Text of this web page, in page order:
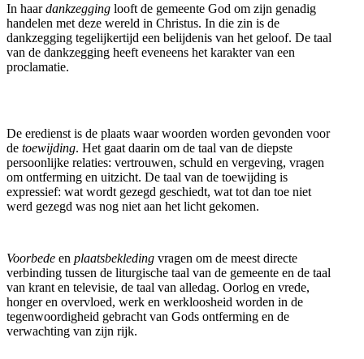
In haardankzegging looft de gemeente God om zijn genadig
handelen met deze wereld in Christus. In die zin is de
dankzegging tegelijkertijd een belijdenis van het geloof. De taal
van de dankzegging heeft eveneens het karakter van een
proclamatie.
De eredienst is de plaats waar woorden worden gevonden voor
de toewijding. Het gaat daarin om de taal van de diepste
persoonlijke relaties: vertrouwen, schuld en vergeving, vragen
om ontferming en uitzicht. De taal van de toewijding is
expressief: wat wordt gezegd geschiedt, wat tot dan toe niet
werd gezegd was nog niet aan het licht gekomen.
Voorbede en plaatsbekleding vragen om de meest directe
verbinding tussen de liturgische taal van de gemeente en de taal
van krant en televisie, de taal van alledag. Oorlog en vrede,
honger en overvloed, werk en werkloosheid worden in de
tegenwoordigheid gebracht van Gods ontferming en de
verwachting van zijn rijk.